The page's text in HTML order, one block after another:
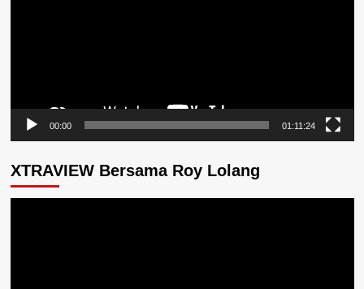
00:00 01:11:24
XTRAVIEW Bersama Roy Lolang